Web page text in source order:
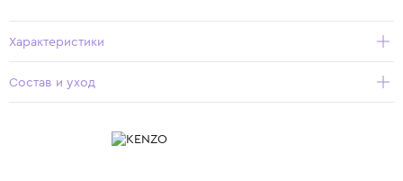
Характеристики
Состав и уход